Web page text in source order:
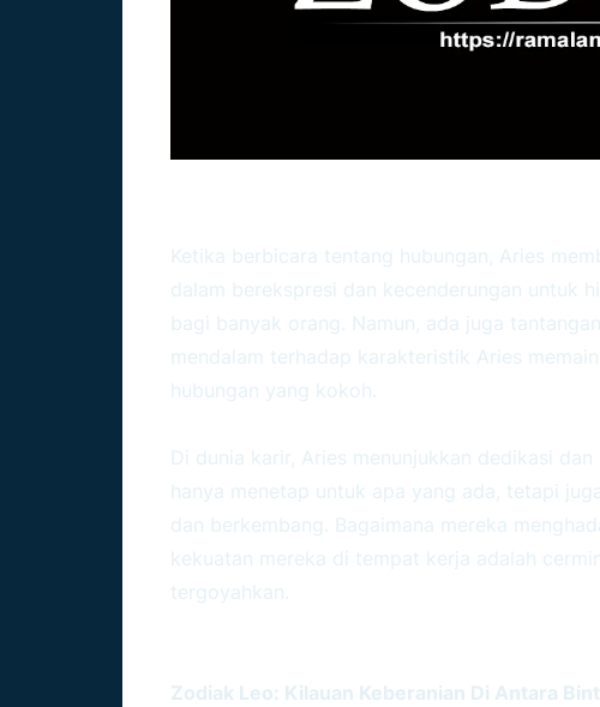
Ketika berbicara tentang hubungan, Aries
dalam berekspresi dan kecenderungan untuk
bagi banyak orang. Namun, ada juga
mendalam terhadap karakteristik Aries
hubungan yang kokoh.
Di dunia karir, Aries menunjukkan dedikasi
hanya menetap untuk apa yang ada, tetapi
dan berkembang. Bagaimana mereka
kekuatan mereka di tempat kerja adalah
tergoyahkan.
Zodiak Leo: Kilauan Keberanian Di Antara